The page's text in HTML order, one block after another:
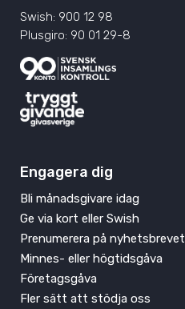
Swish: 900 12 98
Plusgiro: 90 01 29-8
Engagera dig
Bli månadsgivare idag
Ge via kort eller Swish
Prenumerera på nyhetsbrevet
Minnes- eller högtidsgåva
Företagsgåva
Fler sätt att stödja oss